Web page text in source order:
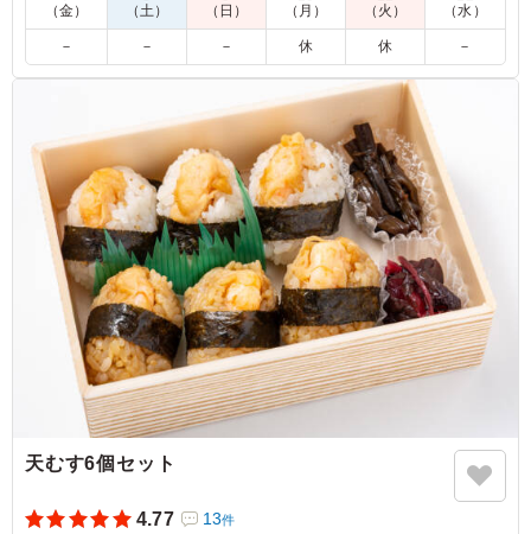
とお米の甘みが広がります。お米の美味しさを味わっていただ
けるお米です。15種の店主の腕が光る繊細で豊かな味わいの副
菜と共にお召し上がりください。会議やおもてなしにおすすめ
です。
5.0
魚のお弁当が銀鰈の西京焼きで、魚好きには嬉しい優しい
ですし、味付けも深みがあり、副菜もバランスよく入って
いて、ごはんも美味しいです。 他の種類もまた食べ比べ
てみたいです
ご利用シーン：ロケ・撮影›スタジオ撮影
東京都渋谷区神山町2026/07/09
（金）
（土）
（日）
（月）
（火）
（水）
－ － － 休 休 －
天むす6個セット
4.77 13件